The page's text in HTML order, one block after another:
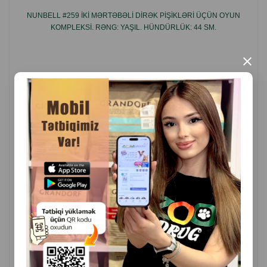
×
Material: juta, DSP, süni xəz
Tip: şaquli dırmaşma dirəyi
NUNBELL #259 IKI MƏRTƏBƏLI DIRƏK PIŞIKLƏRI ÜÇÜN OYUN
KOMPLEKSI. RƏNG: YAŞIL. HÜNDÜRLÜK: 44 SM.
( Rəylər)
Çəki Qiymət
Almaq
1 ədəd
52.50